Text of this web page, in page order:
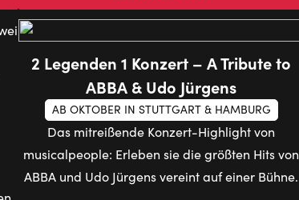
2 Legenden 1 Konzert – A Tribute to
ABBA & Udo Jürgens
AB OKTOBER IN STUTTGART & HAMBURG
Das mitreißende Konzert-Highlight von
musicalpeople: Erleben sie die größten Hits von
ABBA und Udo Jürgens vereint auf einer Bühne.